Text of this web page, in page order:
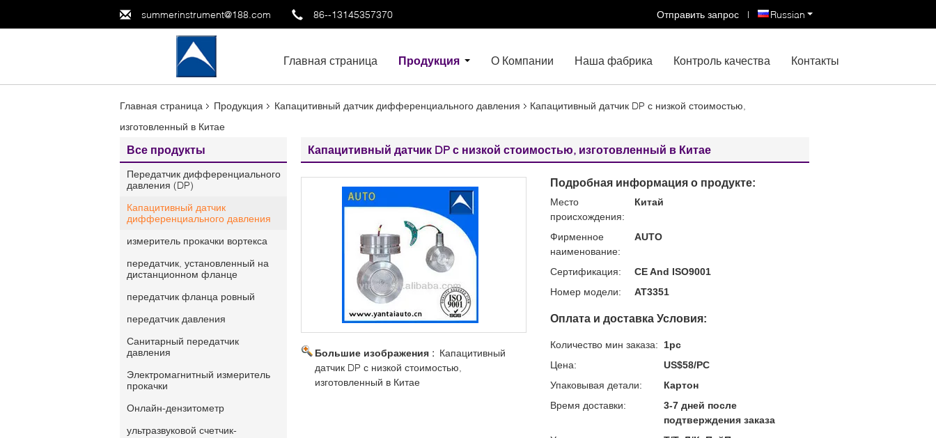
summerinstrument@188.com 86--13145357370 Russian
Отправить запрос |
Главная страница Продукция О Компании Наша фабрика Контроль качества Контакты
Главная страница Продукция Капацитивный датчик дифференциального давления
Капацитивный датчик DP с низкой стоимостью,
изготовленный в Китае
Все продукты
Передатчик дифференциального
давления (DP)
Капацитивный датчик
дифференциального давления
измеритель прокачки вортекса
передатчик, установленный на
дистанционном фланце
передатчик фланца ровный
передатчик давления
Санитарный передатчик
давления
Электромагнитный измеритель
прокачки
Онлайн-дензитометр
ультразвуковой счетчик-
Капацитивный датчик DP с низкой стоимостью, изготовленный в Китае
Большие изображения : Капацитивный
датчик DP с низкой стоимостью,
изготовленный в Китае
Подробная информация о продукте:
Место
происхождения:
Китай
Фирменное
наименование:
AUTO
Сертификация:
CE And ISO9001
Номер модели:
AT3351
Оплата и доставка Условия:
Количество мин заказа:
1pc
Цена:
US$58/PC
Упаковывая детали:
Картон
Время доставки:
3-7 дней после
подтверждения заказа